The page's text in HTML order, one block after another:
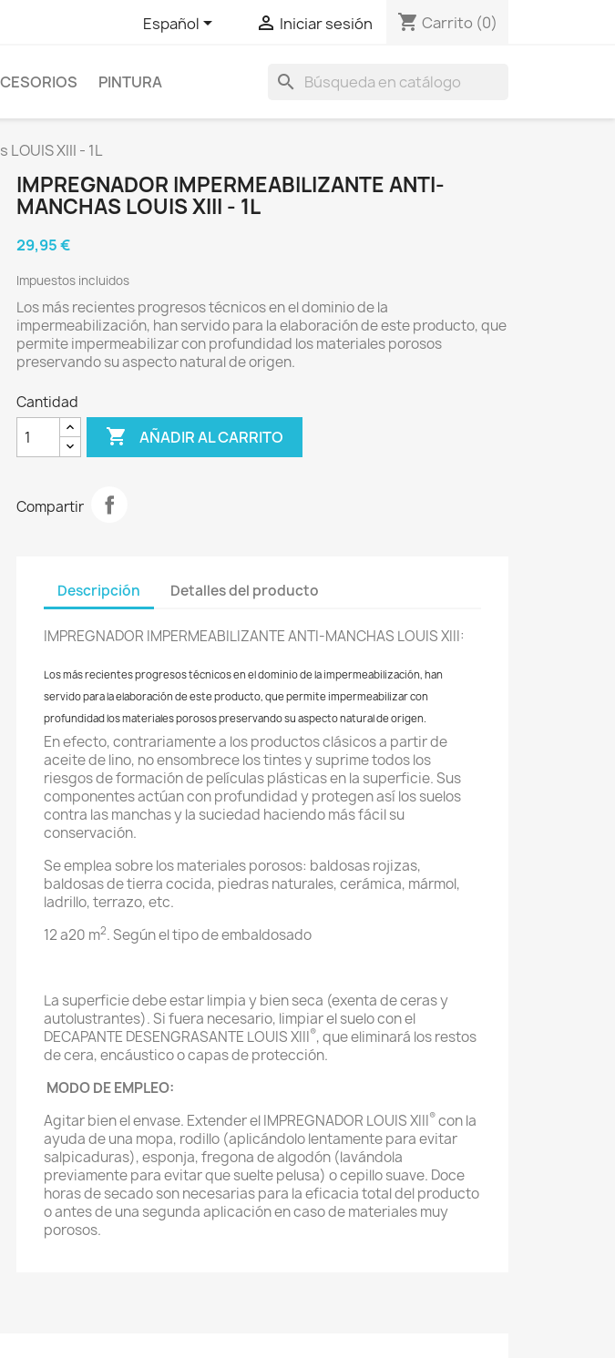
Español  Iniciar sesión shopping_cart Carrito (0)
PINTURA search
XIII - 1L
IMPREGNADOR IMPERMEABILIZANTE ANTI-
MANCHAS LOUIS XIII - 1L
29,95 €
Impuestos incluidos
Los más recientes progresos técnicos en el dominio de la
impermeabilización, han servido para la elaboración de este producto, que
permite impermeabilizar con profundidad los materiales porosos
preservando su aspecto natural de origen.
Cantidad
 AÑADIR AL CARRITO
Compartir
Descripción Detalles del producto
IMPREGNADOR IMPERMEABILIZANTE ANTI-MANCHAS LOUIS XIII:
Los más recientes progresos técnicos en el dominio de la impermeabilización, han
servido para la elaboración de este producto, que permite impermeabilizar con
profundidad los materiales porosos preservando su aspecto natural de origen.
En efecto, contrariamente a los productos clásicos a partir de
aceite de lino, no ensombrece los tintes y suprime todos los
riesgos de formación de películas plásticas en la superficie. Sus
componentes actúan con profundidad y protegen así los suelos
contra las manchas y la suciedad haciendo más fácil su
conservación.
Se emplea sobre los materiales porosos: baldosas rojizas,
baldosas de tierra cocida, piedras naturales, cerámica, mármol,
ladrillo, terrazo, etc.
12 a20 m2. Según el tipo de embaldosado
La superficie debe estar limpia y bien seca (exenta de ceras y
autolustrantes). Si fuera necesario, limpiar el suelo con el
DECAPANTE DESENGRASANTE LOUIS XIII®, que eliminará los restos
de cera, encáustico o capas de protección.
MODO DE EMPLEO:
Agitar bien el envase. Extender el IMPREGNADOR LOUIS XIII®con la
ayuda de una mopa, rodillo (aplicándolo lentamente para evitar
salpicaduras), esponja, fregona de algodón (lavándola
previamente para evitar que suelte pelusa) o cepillo suave. Doce
horas de secado son necesarias para la eficacia total del producto
o antes de una segunda aplicación en caso de materiales muy
porosos.